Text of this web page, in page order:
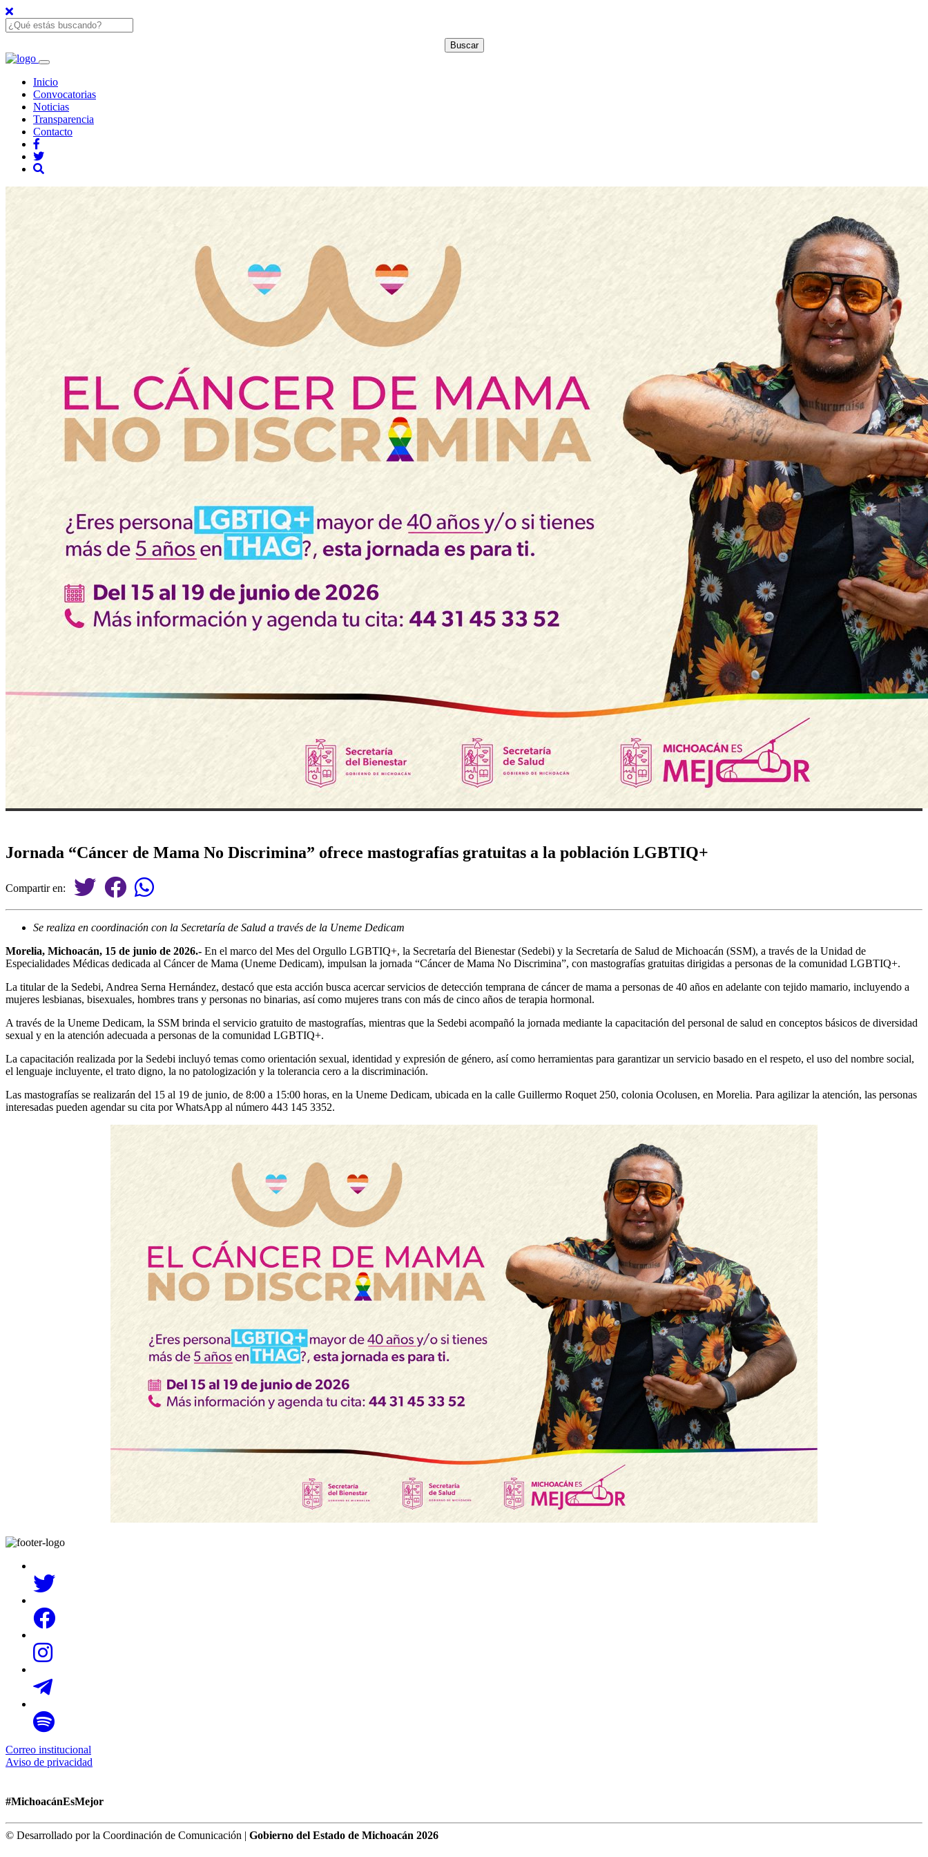
Inicio
Convocatorias
Noticias
Transparencia
Contacto
Jornada “Cáncer de Mama No Discrimina” ofrece mastografías gratuitas a la población LGBTIQ+
Compartir en:
Se realiza en coordinación con la Secretaría de Salud a través de la Uneme Dedicam
Morelia, Michoacán, 15 de junio de 2026.- En el marco del Mes del Orgullo LGBTIQ+, la Secretaría del Bienestar (Sedebi) y la Secretaría de Salud de Michoacán (SSM), a través de la Unidad de
Especialidades Médicas dedicada al Cáncer de Mama (Uneme Dedicam), impulsan la jornada “Cáncer de Mama No Discrimina”, con mastografías gratuitas dirigidas a personas de la comunidad LGBTIQ+.
La titular de la Sedebi, Andrea Serna Hernández, destacó que esta acción busca acercar servicios de detección temprana de cáncer de mama a personas de 40 años en adelante con tejido mamario, incluyendo a
mujeres lesbianas, bisexuales, hombres trans y personas no binarias, así como mujeres trans con más de cinco años de terapia hormonal.
A través de la Uneme Dedicam, la SSM brinda el servicio gratuito de mastografías, mientras que la Sedebi acompañó la jornada mediante la capacitación del personal de salud en conceptos básicos de diversidad
sexual y en la atención adecuada a personas de la comunidad LGBTIQ+.
La capacitación realizada por la Sedebi incluyó temas como orientación sexual, identidad y expresión de género, así como herramientas para garantizar un servicio basado en el respeto, el uso del nombre social,
el lenguaje incluyente, el trato digno, la no patologización y la tolerancia cero a la discriminación.
Las mastografías se realizarán del 15 al 19 de junio, de 8:00 a 15:00 horas, en la Uneme Dedicam, ubicada en la calle Guillermo Roquet 250, colonia Ocolusen, en Morelia. Para agilizar la atención, las personas
interesadas pueden agendar su cita por WhatsApp al número 443 145 3352.
Correo institucional
Aviso de privacidad
#MichoacánEsMejor
© Desarrollado por la Coordinación de Comunicación | Gobierno del Estado de Michoacán 2026